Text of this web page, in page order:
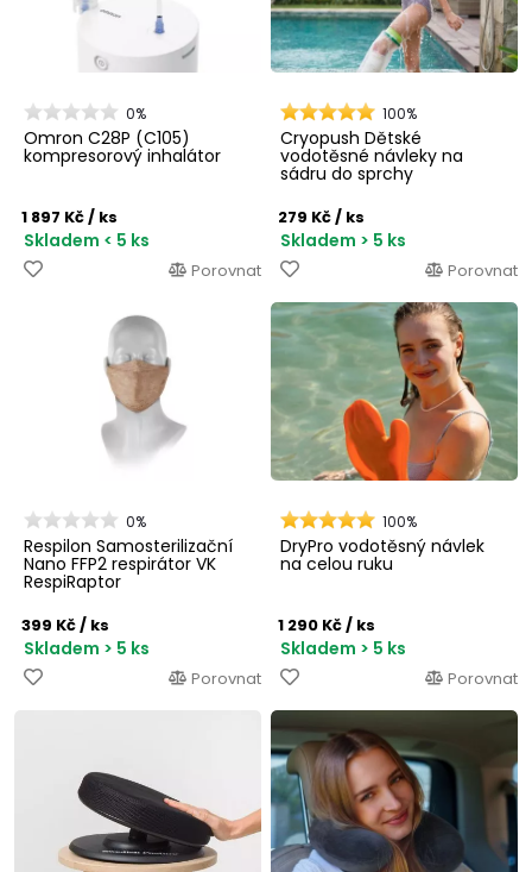
0%
Omron C28P (C105)
kompresorový inhalátor
1 897 Kč/ ks
Skladem < 5 ks
Porovnat
100%
Cryopush Dětské
vodotěsné návleky na
sádru do sprchy
279 Kč/ ks
Skladem > 5 ks
Porovnat
0%
Respilon Samosterilizační
Nano FFP2 respirátor VK
RespiRaptor
399 Kč/ ks
Skladem > 5 ks
Porovnat
100%
DryPro vodotěsný návlek
na celou ruku
1 290 Kč/ ks
Skladem > 5 ks
Porovnat